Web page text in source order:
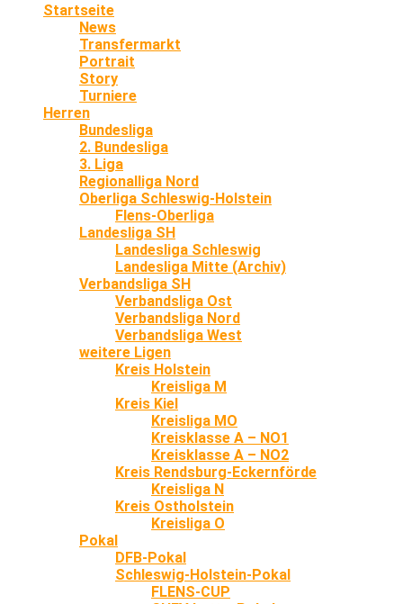
Startseite
News
Transfermarkt
Portrait
Story
Turniere
Herren
Bundesliga
2. Bundesliga
3. Liga
Regionalliga Nord
Oberliga Schleswig-Holstein
Flens-Oberliga
Landesliga SH
Landesliga Schleswig
Landesliga Mitte (Archiv)
Verbandsliga SH
Verbandsliga Ost
Verbandsliga Nord
Verbandsliga West
weitere Ligen
Kreis Holstein
Kreisliga M
Kreis Kiel
Kreisliga MO
Kreisklasse A – NO1
Kreisklasse A – NO2
Kreis Rendsburg-Eckernförde
Kreisliga N
Kreis Ostholstein
Kreisliga O
Pokal
DFB-Pokal
Schleswig-Holstein-Pokal
FLENS-CUP